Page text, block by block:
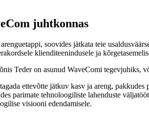
juhtkonnas
soovides jätkata teie
klienditeenindusele ja
Teder on asunud WaveComi tegevjuhiks,
ettevõtte jätkuv kasv ja areng,
parimate tehnoloogiliste lahenduste
visiooni edendamisele.